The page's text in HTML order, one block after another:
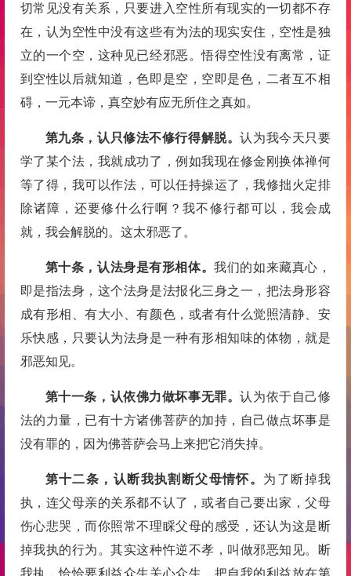
切常见没有关系，只要进入空性所有现实的一切都不存
在，认为空性中没有这些有为法的现实安住，空性是独
立的一个空，这种见已经邪恶。悟得空性没有离常，证
到空性以后就知道，色即是空，空即是色，二者互不相
碍，一元本谛，真空妙有应无所住之真如。
第九条，认只修法不修行得解脱。认为我今天只要
学了某个法，我就成功了，例如我现在修金刚换体禅何
等了得，我可以作法，可以任持操运了，我修拙火定排
除诸障，还要修什么行啊？我不修行都可以，我会成
就，我会解脱的。这太邪恶了。
第十条，认法身是有形相体。我们的如来藏真心，
即是指法身，这个法身是法报化三身之一，把法身形容
成有形相、有大小、有颜色，或者有什么觉照清静、安
乐快感，只要认为法身是一种有形相知味的体物，就是
邪恶知见。
第十一条，认依佛力做坏事无罪。认为依于自己修
法的力量，已有十方诸佛菩萨的加持，自己做点坏事是
没有罪的，因为佛菩萨会马上来把它消失掉。
第十二条，认断我执割断父母情怀。 为了断掉我
执，连父母亲的关系都不认了，或者自己要出家，父母
伤心悲哭，而你照常不理睬父母的感受，还认为这是断
掉我执的行为。其实这种忤逆不孝，叫做邪恶知见。断
我执，恰恰要利益众生关心众生，把自我的利益放在第